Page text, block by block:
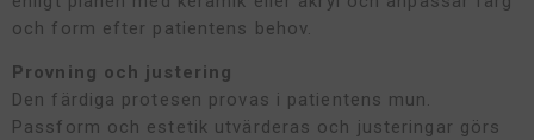
och form efter patientens behov.
Provning och justering
Den färdiga protesen provas i patientens mun.
Passform och estetik utvärderas och justeringar görs